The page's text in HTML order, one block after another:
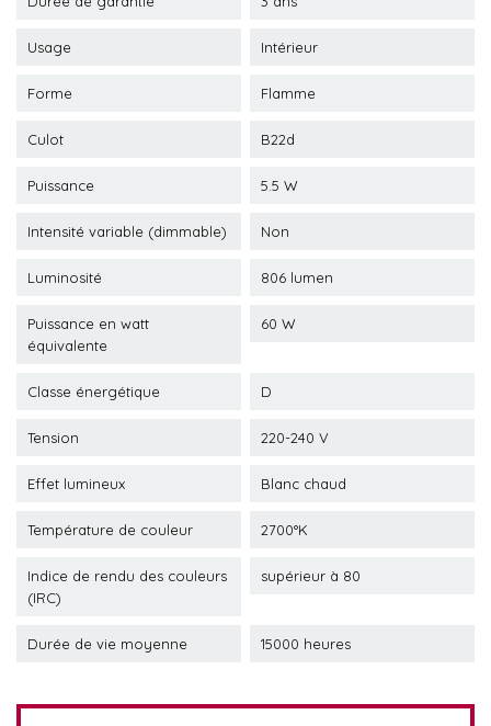
Usage Intérieur
Forme Flamme
Culot B22d
Puissance 5.5 W
Intensité variable (dimmable) Non
Luminosité 806 lumen
Puissance en watt
équivalente
60 W
Classe énergétique D
Tension 220-240 V
Effet lumineux Blanc chaud
Température de couleur 2700°K
Indice de rendu des couleurs
(IRC)
supérieur à 80
Durée de vie moyenne 15000 heures